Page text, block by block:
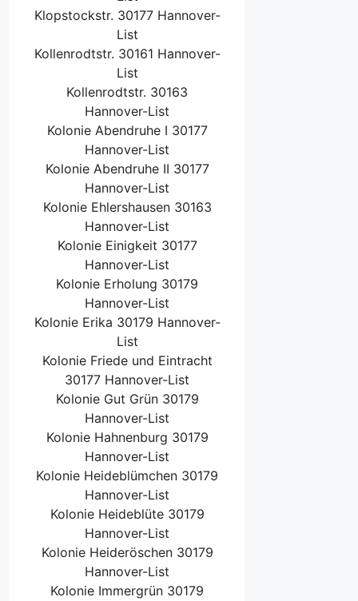
Klopstockstr. 30177 Hannover-
List
Kollenrodtstr. 30161 Hannover-
List
Kollenrodtstr. 30163
Hannover-List
Kolonie Abendruhe I 30177
Hannover-List
Kolonie Abendruhe II 30177
Hannover-List
Kolonie Ehlershausen 30163
Hannover-List
Kolonie Einigkeit 30177
Hannover-List
Kolonie Erholung 30179
Hannover-List
Kolonie Erika 30179 Hannover-
List
Kolonie Friede und Eintracht
30177 Hannover-List
Kolonie Gut Grün 30179
Hannover-List
Kolonie Hahnenburg 30179
Hannover-List
Kolonie Heideblümchen 30179
Hannover-List
Kolonie Heideblüte 30179
Hannover-List
Kolonie Heideröschen 30179
Hannover-List
Kolonie Immergrün 30179